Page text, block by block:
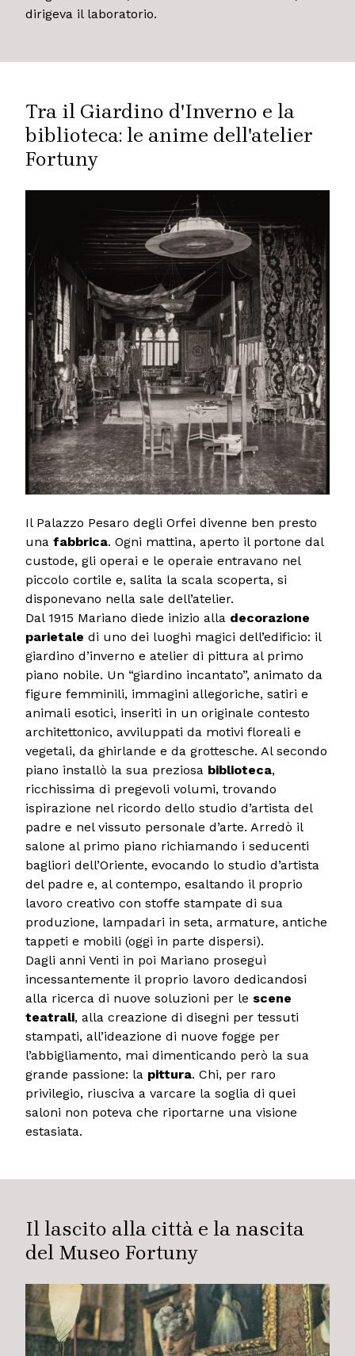
dirigeva il laboratorio.
Tra il Giardino d'Inverno e la
biblioteca: le anime dell'atelier
Fortuny
Il Palazzo Pesaro degli Orfei divenne ben presto
una fabbrica. Ogni mattina, aperto il portone dal
custode, gli operai e le operaie entravano nel
piccolo cortile e, salita la scala scoperta, si
disponevano nella sale dell’atelier.
Dal 1915 Mariano diede inizio alla decorazione
parietale di uno dei luoghi magici dell’edificio: il
giardino d’inverno e atelier di pittura al primo
piano nobile. Un “giardino incantato”, animato da
figure femminili, immagini allegoriche, satiri e
animali esotici, inseriti in un originale contesto
architettonico, avviluppati da motivi floreali e
vegetali, da ghirlande e da grottesche. Al secondo
piano installò la sua preziosa biblioteca,
ricchissima di pregevoli volumi, trovando
ispirazione nel ricordo dello studio d’artista del
padre e nel vissuto personale d’arte. Arredò il
salone al primo piano richiamando i seducenti
bagliori dell’Oriente, evocando lo studio d’artista
del padre e, al contempo, esaltando il proprio
lavoro creativo con stoffe stampate di sua
produzione, lampadari in seta, armature, antiche
tappeti e mobili (oggi in parte dispersi).
Dagli anni Venti in poi Mariano proseguì
incessantemente il proprio lavoro dedicandosi
alla ricerca di nuove soluzioni per le scene
teatrali, alla creazione di disegni per tessuti
stampati, all’ideazione di nuove fogge per
l’abbigliamento, mai dimenticando però la sua
grande passione: la pittura. Chi, per raro
privilegio, riusciva a varcare la soglia di quei
saloni non poteva che riportarne una visione
estasiata.
Il lascito alla città e la nascita
del Museo Fortuny